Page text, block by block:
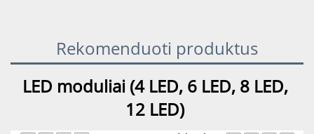
Rekomenduoti produktus
LED moduliai (4 LED, 6 LED, 8 LED,
12 LED)